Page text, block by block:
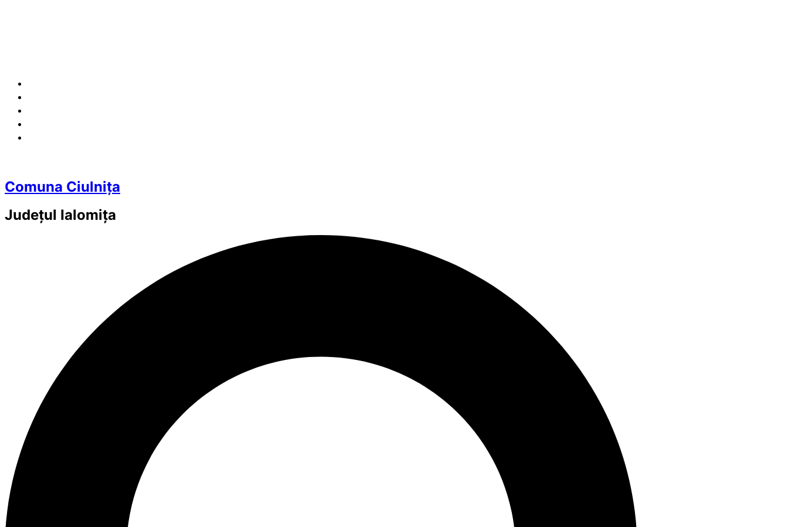
Comuna Ciulnița
Județul Ialomița